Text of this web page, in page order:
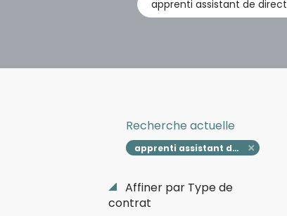
entreprise,
Recherche actuelle
apprenti assistant de direction h f
Affiner par Type de
contrat